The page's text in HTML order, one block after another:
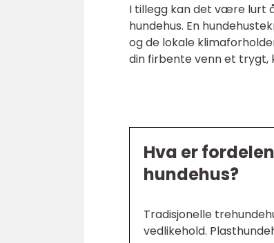
I tillegg kan det være lurt
hundehus. En
og de lokale
din firbente venn et trygt,
Hva er
hundehus?
Tradisjonelle
vedlikehold.